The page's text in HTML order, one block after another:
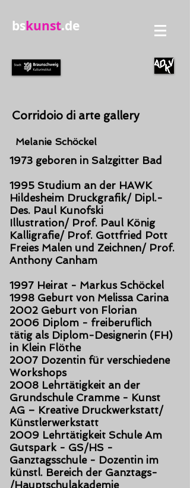
bskunst.de
Corridoio di arte gallery
Melanie Schöckel
1973 geboren in Salzgitter Bad
1995 Studium an der HAWK
Hildesheim Druckgrafik/ Dipl.-
Des. Paul Kunofski
Illustration/ Prof. Paul König
Kalligrafie/ Prof. Gottfried Pott
Freies Malen und Zeichnen/ Prof.
Anthony Canham
1997 Heirat - Markus Schöckel
1998 Geburt von Melissa Carina
2002 Geburt von Florian
2006 Diplom - freiberuflich
tätig als Diplom-Designerin (FH)
in Klein Flöthe
2007 Dozentin für verschiedene
Workshops
2008 Lehrtätigkeit an der
Grundschule Cramme - Kunst
AG – Kreative Druckwerkstatt/
Künstlerwerkstatt
2009 Lehrtätigkeit Schule Am
Gutspark - GS/HS -
Ganztagsschule - Dozentin im
künstl. Bereich der Ganztags-
/Hauptschulakademie